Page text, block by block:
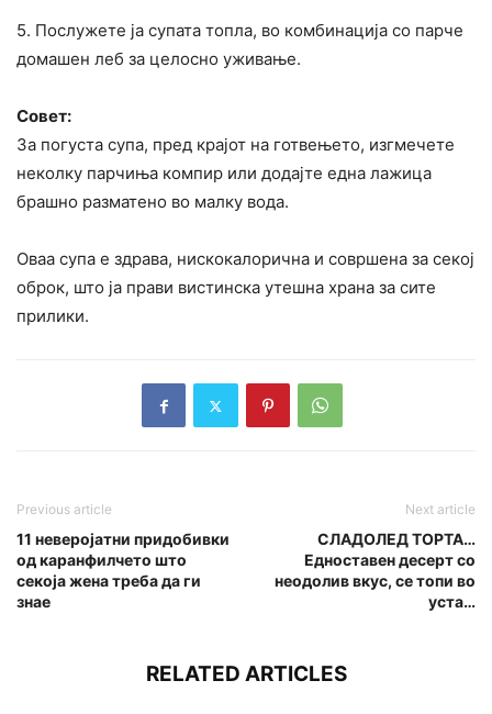
5. Послужете ја супата топла, во комбинација со парче
домашен леб за целосно уживање.
Совет:
За погуста супа, пред крајот на готвењето, изгмечете
неколку парчиња компир или додајте една лажица
брашно разматено во малку вода.
Оваа супа е здрава, нискокалорична и совршена за секој
оброк, што ја прави вистинска утешна храна за сите
прилики.
Previous article
11 неверојатни придобивки
од каранфилчето што
секоја жена треба да ги
знае
Next article
СЛАДОЛЕД ТОРТА…
Едноставен десерт со
неодолив вкус, се топи во
уста…
RELATED ARTICLES